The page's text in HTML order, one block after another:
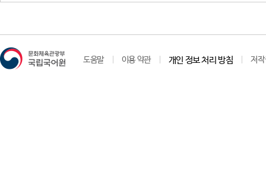
도움말 이용 약관 개인 정보 처리 방침 저